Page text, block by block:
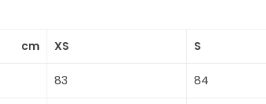
cm XS S
83 84